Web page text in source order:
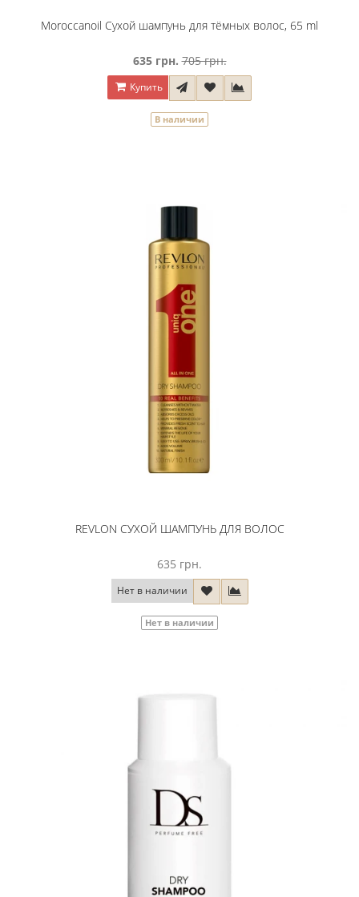
Moroccanoil Сухой шампунь для тёмных волос, 65 ml
635 грн. 705 грн.
Купить
В наличии
REVLON СУХОЙ ШАМПУНЬ ДЛЯ ВОЛОС
635 грн.
Нет в наличии
Нет в наличии